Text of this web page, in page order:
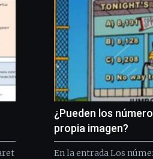
¿Pueden los
propia imagen?
En la entrada Los